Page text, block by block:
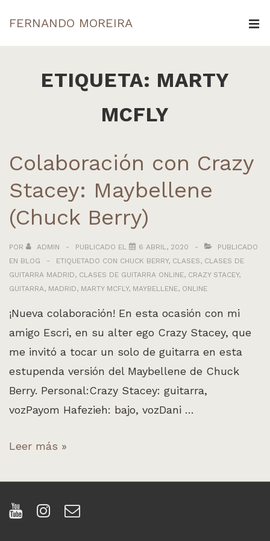
Saltar
al
principal
FERNANDO MOREIRA
principalETIQUETA: MARTY
MCFLY
Colaboración con Crazy
Stacey: Maybellene
(Chuck Berry)
POR ADMIN PUBLICADO EL 6 ABRIL, 2020
PUBLICADO
EN BLOG ETIQUETADO CON CHUCK BERRY, CLASES, CLASES DE
GUITARRA MADRID, CLASES DE GUITARRA ONLINE, CRAZY STACEY,
GUITARRA, MADRID, MARTY MCFLY, MAYBELLENE, ONLINE
¡Nueva colaboración! En esta ocasión con mi
amigo Escri, en su alter ego Crazy Stacey, que
me invitó a tocar un solo de guitarra en esta
estupenda versión del Maybellene de Chuck
Berry. Personal:Crazy Stacey: guitarra,
vozPayom Hafezieh: bajo, vozDani …
Colaboración
Crazy
Stacey:
Maybellene
Leer más »